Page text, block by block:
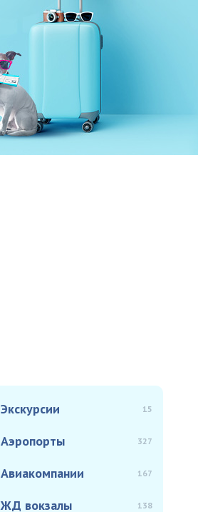
Экскурсии 15
Аэропорты 327
Авиакомпании 167
ЖД вокзалы 138